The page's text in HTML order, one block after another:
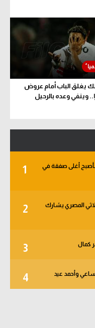
يغلق الباب أمام عروض
وينفي وعده بالرحيل
1
سأصبح أغلى صفقة في
2
يبدأ من دور الـ 32.. والثلاثي المصري يشارك
3 كمال
4 وأحمد عيد